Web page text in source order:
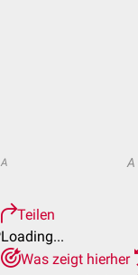
A A
Teilen
Loading...
Was zeigt hierher